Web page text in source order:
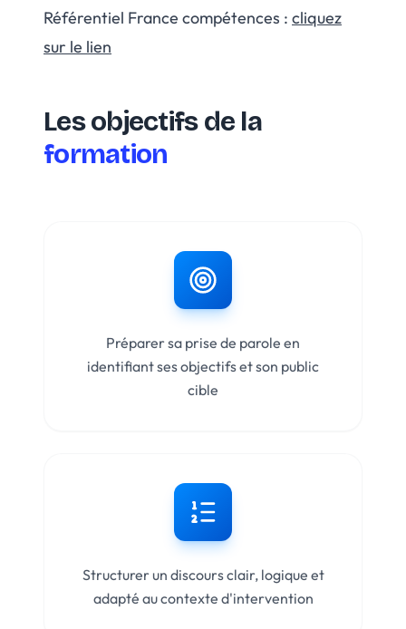
Référentiel France compétences : cliquez
sur le lien
Les objectifs de la
formation
Préparer sa prise de parole en
identifiant ses objectifs et son public
cible
Structurer un discours clair, logique et
adapté au contexte d'intervention